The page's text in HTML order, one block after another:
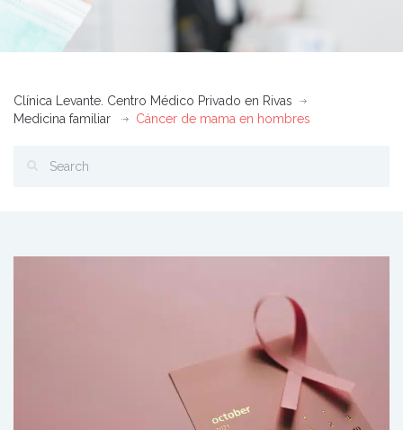
Clínica Levante. Centro Médico Privado en Rivas
Medicina familiar
Cáncer de mama en hombres